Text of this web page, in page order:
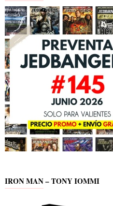
IRON MAN – TONY IOMMI